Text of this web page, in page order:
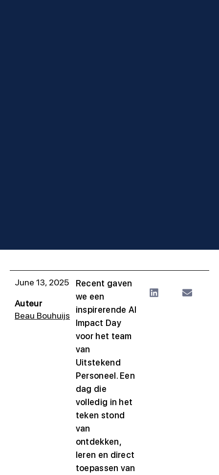
June 13, 2025
Auteur
Beau Bouhuijs
Recent gaven
we een
inspirerende AI
Impact Day
voor het team
van
Uitstekend
Personeel. Een
dag die
volledig in het
teken stond
van
ontdekken,
leren en direct
toepassen van